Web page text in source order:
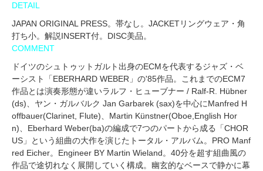
DETAIL
JAPAN ORIGINAL PRESS。帯なし。JACKETリングウェア・角
打ち小。解説INSERT付。DISC美品。
COMMENT
ドイツのシュトゥットガルト出身のECMを代表するジャズ・ベ
ーシスト「EBERHARD WEBER」の'85作品。これまでのECM7
作品とは演奏形態が違いラルフ・ヒューブナー / Ralf-R. Hübner
(ds)、ヤン・ガルバルク Jan Garbarek (sax)を中心にManfred H
offbauer(Clarinet, Flute)、Martin Künstner(Oboe,English Hor
n)、Eberhard Weber(ba)の編成で7つのパートから成る「CHOR
US」という組曲の大作を演じたトータル・アルバム。PRO Manf
red Eicher。Engineer BY Martin Wieland。40分を超す組曲風の
作品で途切れなく展開していく構成。幽玄的なベースで静かに幕